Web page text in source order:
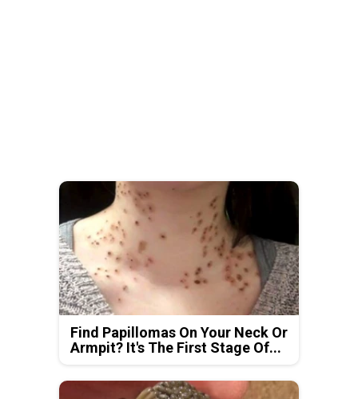
Find Papillomas On Your Neck Or
Armpit? It's The First Stage Of...